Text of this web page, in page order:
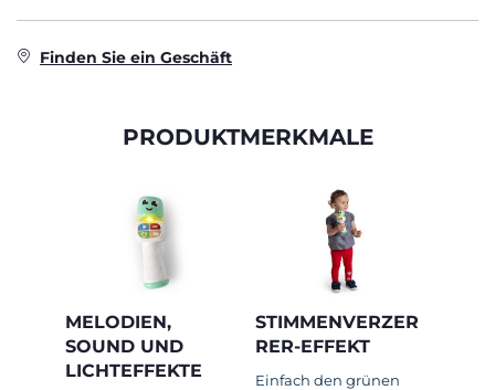
Finden Sie ein Geschäft
PRODUKTMERKMALE
MELODIEN,
SOUND UND
LICHTEFFEKTE
STIMMENVERZER
RER-EFFEKT
Einfach den grünen